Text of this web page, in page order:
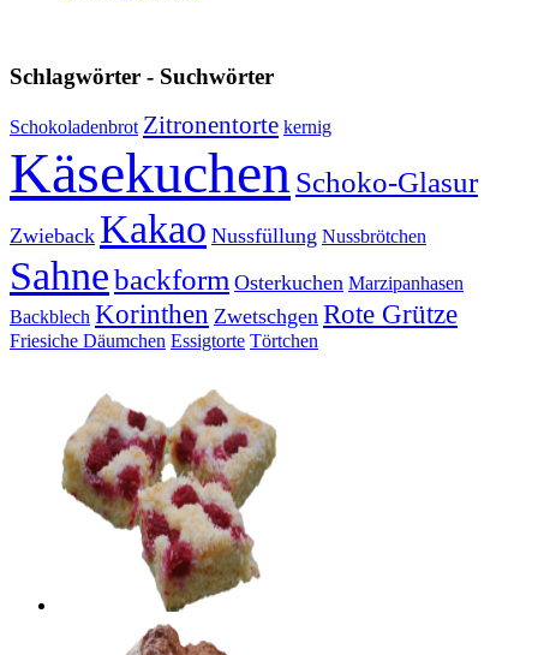
Schlagwörter - Suchwörter
Schokoladenbrot Zitronentorte kernig
Käsekuchen Schoko-Glasur
Zwieback Kakao Nussfüllung Nussbrötchen
Sahnebackform Osterkuchen Marzipanhasen
Backblech Korinthen Zwetschgen Rote Grütze
Friesiche Däumchen Essigtorte Törtchen